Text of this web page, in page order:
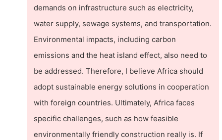
demands on infrastructure such as electricity,
water supply, sewage systems, and transportation.
Environmental impacts, including carbon
emissions and the heat island effect, also need to
be addressed. Therefore, I believe Africa should
adopt sustainable energy solutions in cooperation
with foreign countries. Ultimately, Africa faces
specific challenges, such as how feasible
environmentally friendly construction really is. If